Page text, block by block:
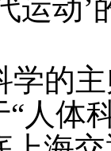
运动
学的
人体